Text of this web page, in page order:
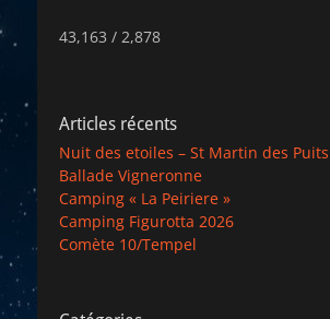
43,163 / 2,878
Articles récents
Nuit des etoiles – St Martin des Puits
Ballade Vigneronne
Camping « La Peiriere »
Camping Figurotta 2026
Comète 10/Tempel